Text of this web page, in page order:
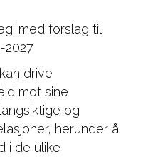
med forslag til
2027
drive
mot sine
og
herunder å
i de ulike